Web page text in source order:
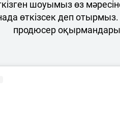
шоуымыз өз
өткізсек деп
продюсер